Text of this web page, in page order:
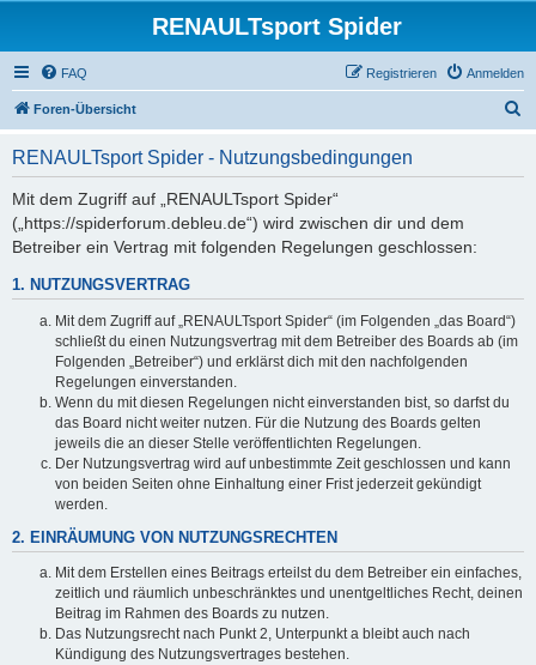
RENAULTsport Spider
FAQ Anmelden
Registrieren
Foren-Übersicht
RENAULTsport Spider - Nutzungsbedingungen
Mit dem Zugriff auf „RENAULTsport Spider“
(„https://spiderforum.debleu.de“) wird zwischen dir und dem
Betreiber ein Vertrag mit folgenden Regelungen geschlossen:
1. NUTZUNGSVERTRAG
Mit dem Zugriff auf „RENAULTsport Spider“ (im Folgenden „das Board“)
schließt du einen Nutzungsvertrag mit dem Betreiber des Boards ab (im
Folgenden „Betreiber“) und erklärst dich mit den nachfolgenden
Regelungen einverstanden.
Wenn du mit diesen Regelungen nicht einverstanden bist, so darfst du
das Board nicht weiter nutzen. Für die Nutzung des Boards gelten
jeweils die an dieser Stelle veröffentlichten Regelungen.
Der Nutzungsvertrag wird auf unbestimmte Zeit geschlossen und kann
von beiden Seiten ohne Einhaltung einer Frist jederzeit gekündigt
werden.
2. EINRÄUMUNG VON NUTZUNGSRECHTEN
Mit dem Erstellen eines Beitrags erteilst du dem Betreiber ein einfaches,
zeitlich und räumlich unbeschränktes und unentgeltliches Recht, deinen
Beitrag im Rahmen des Boards zu nutzen.
Das Nutzungsrecht nach Punkt 2, Unterpunkt a bleibt auch nach
Kündigung des Nutzungsvertrages bestehen.